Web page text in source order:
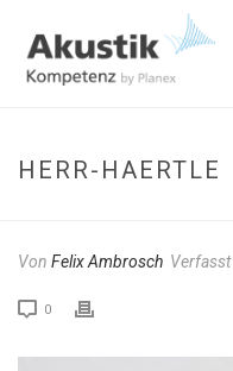
HERR-HAERTLE
Von Felix Ambrosch Verfasst
0